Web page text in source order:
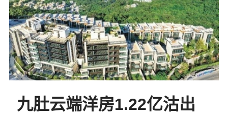
九肚云端洋房1.22亿沽出